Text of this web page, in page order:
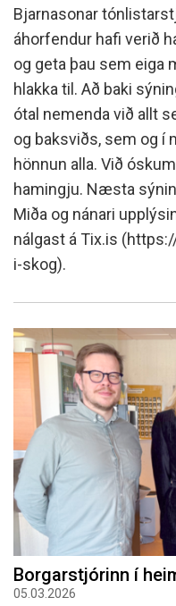
Bjarnasonar
áhorfendur hafi verið
og geta þau sem eiga
hlakka til. Að baki
ótal nemenda við allt
og baksviðs, sem og í
hönnun alla. Við
hamingju. Næsta
Miða og nánari
nálgast á Tix.is
i-skog).
Borgarstjórinn í
05.03.2026